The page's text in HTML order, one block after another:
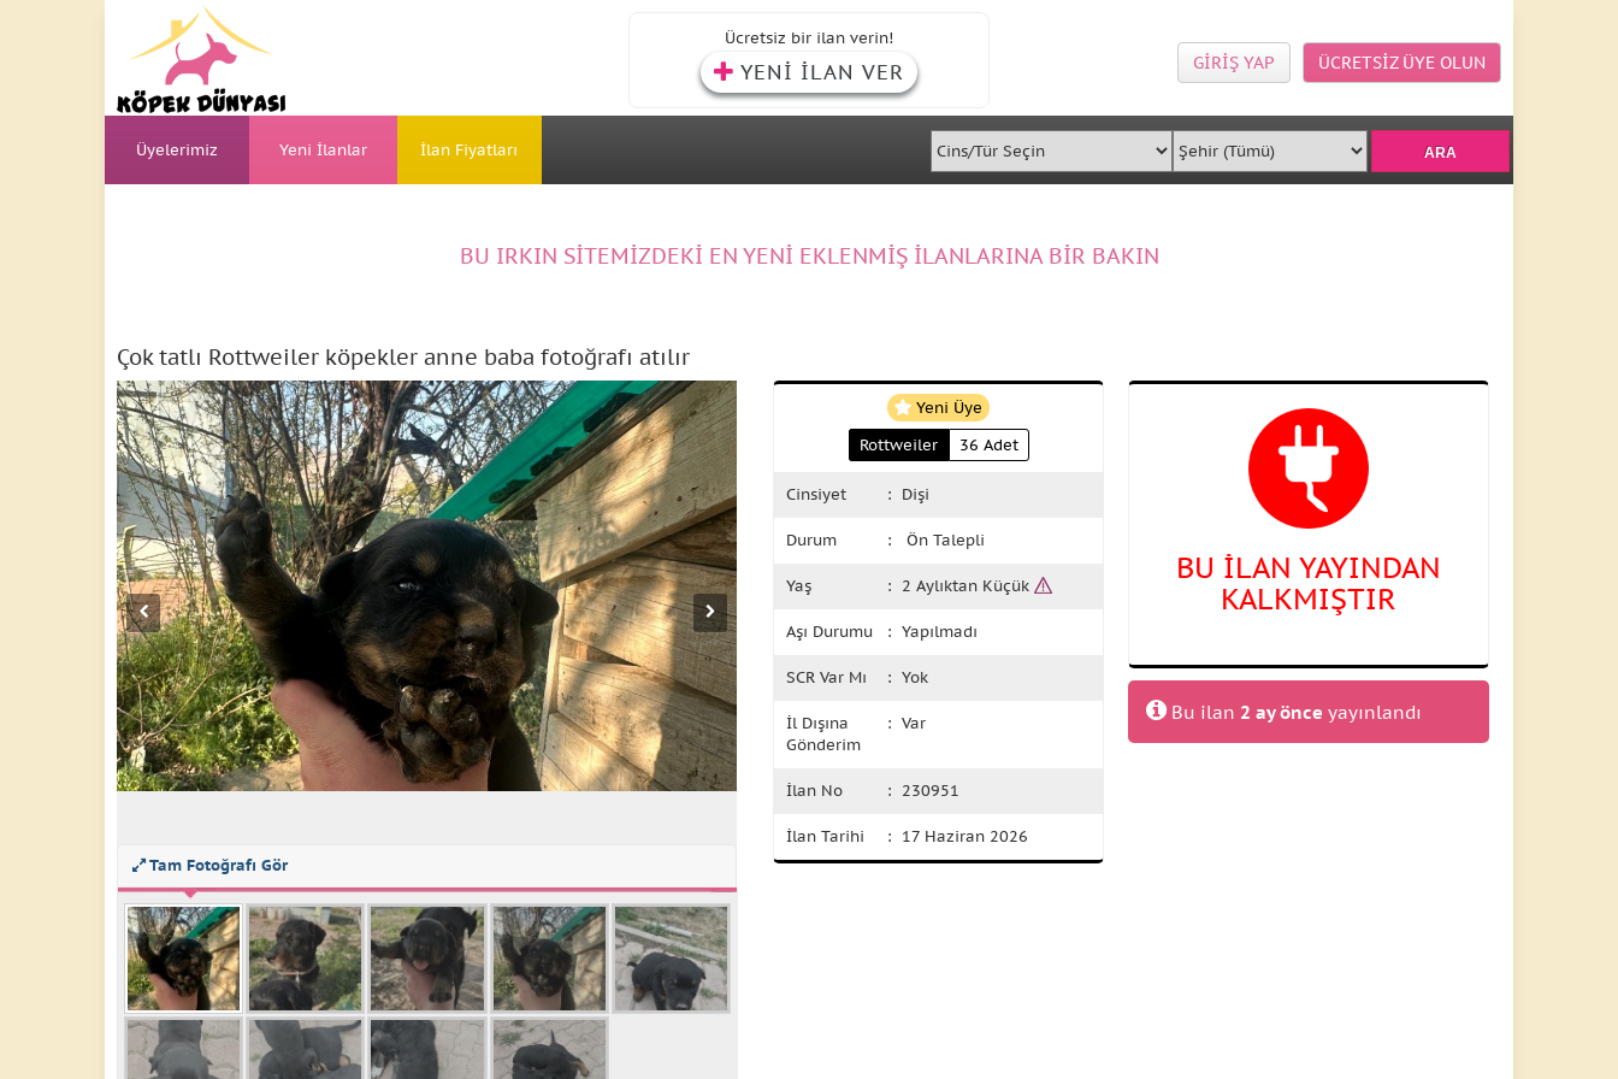
Ücretsiz bir ilan verin!
YENİ İLAN VER ÜCRETSİZ ÜYE OLUN
GİRİŞ YAP
Üyelerimiz Yeni İlanlar İlan Fiyatları
BU IRKIN SİTEMİZDEKİ EN YENİ EKLENMİŞ İLANLARINA BİR BAKIN
Çok tatlı Rottweiler köpekler anne baba fotoğrafı atılır
Tam Fotoğrafı Gör
Yeni Üye
Rottweiler
36 Adet
Cinsiyet : Dişi
Durum : Ön Talepli
Yaş : 2 Aylıktan Küçük
Aşı Durumu : Yapılmadı
SCR Var Mı : Yok
İl Dışına
Gönderim
: Var
İlan No : 230951
İlan Tarihi : 17 Haziran 2026
BU İLAN YAYINDAN
KALKMIŞTIR
Bu ilan 2 ay önce yayınlandı